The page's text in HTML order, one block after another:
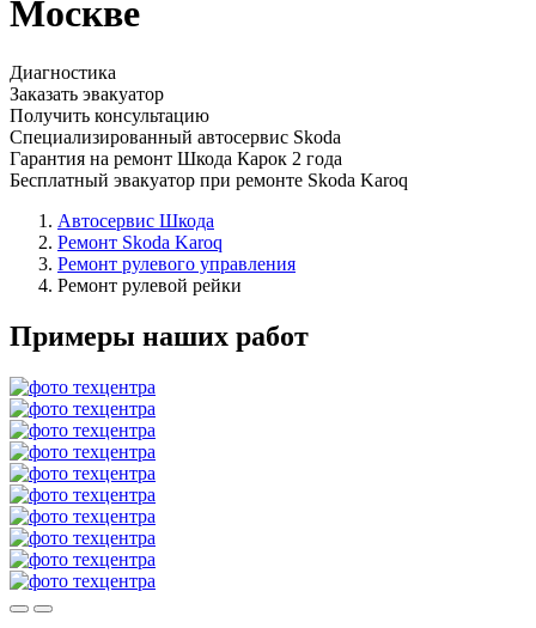
Москве
Диагностика
Заказать эвакуатор
Получить консультацию
Специализированный автосервис Skoda
Гарантия на ремонт Шкода Карок 2 года
Бесплатный эвакуатор при ремонте Skoda Karoq
Автосервис Шкода
Ремонт Skoda Karoq
Ремонт рулевого управления
Ремонт рулевой рейки
Примеры наших работ